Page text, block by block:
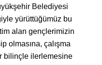
Belediyesi
yürüttüğümüz bu
alan gençlerimizin
olmasına, çalışma
bilinçle ilerlemesine